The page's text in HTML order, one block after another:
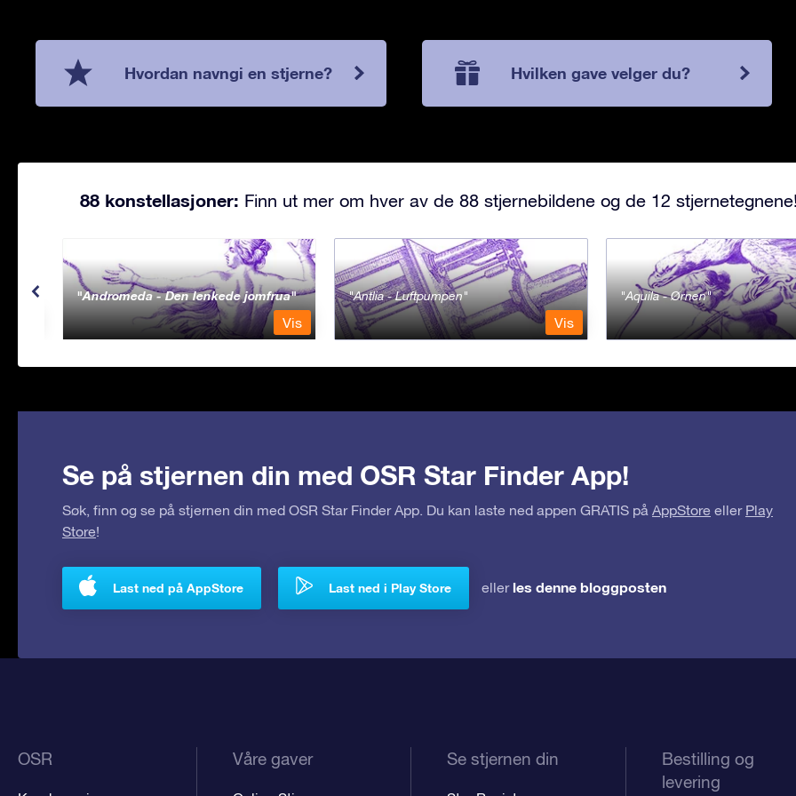
Hvordan navngi en stjerne? Hvilken gave velger du?
88 konstellasjoner: Finn ut mer om hver av de 88 stjernebildene og de 12 stjernetegnene!
Andromeda - Den lenkede jomfrua
Vis
Antlia - Luftpumpen
Vis
Aquila - Ørnen
Se på stjernen din med OSR Star Finder App!
Søk, finn og se på stjernen din med OSR Star Finder App. Du kan laste ned appen GRATIS på AppStore eller Play
Store!
Last ned på AppStore Last ned i Play Store eller les denne bloggposten
OSR Våre gaver Se stjernen din
Bestilling og
levering